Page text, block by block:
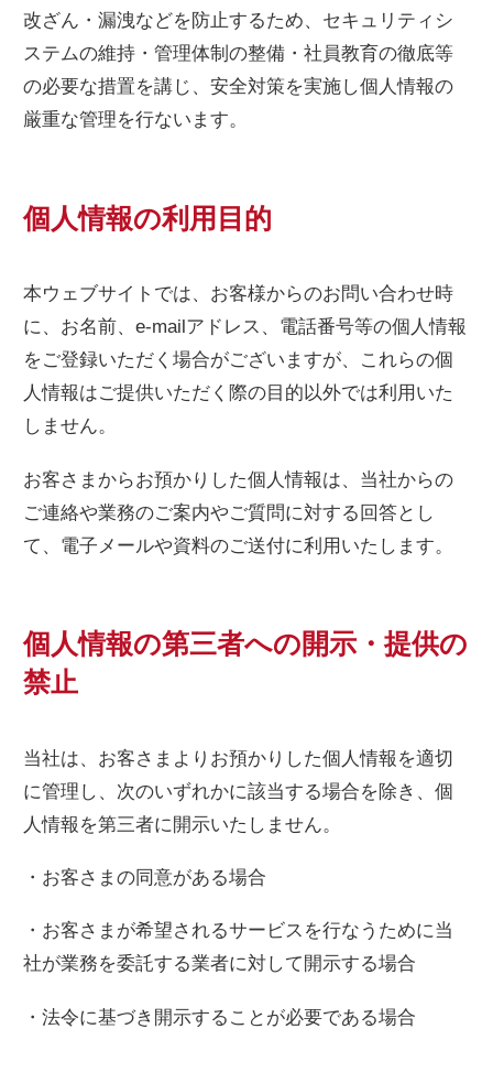
改ざん・漏洩などを防止するため、セキュリティシ
ステムの維持・管理体制の整備・社員教育の徹底等
の必要な措置を講じ、安全対策を実施し個人情報の
厳重な管理を行ないます。
個人情報の利用目的
本ウェブサイトでは、お客様からのお問い合わせ時
に、お名前、e-mailアドレス、電話番号等の個人情報
をご登録いただく場合がございますが、これらの個
人情報はご提供いただく際の目的以外では利用いた
しません。
お客さまからお預かりした個人情報は、当社からの
ご連絡や業務のご案内やご質問に対する回答とし
て、電子メールや資料のご送付に利用いたします。
個人情報の第三者への開示・提供の
禁止
当社は、お客さまよりお預かりした個人情報を適切
に管理し、次のいずれかに該当する場合を除き、個
人情報を第三者に開示いたしません。
・お客さまの同意がある場合
・お客さまが希望されるサービスを行なうために当
社が業務を委託する業者に対して開示する場合
・法令に基づき開示することが必要である場合